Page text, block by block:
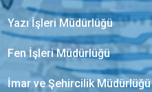
Yazı İşleri Müdürlüğü
Fen İşleri Müdürlüğü
İmar ve Şehircilik Müdürlüğü